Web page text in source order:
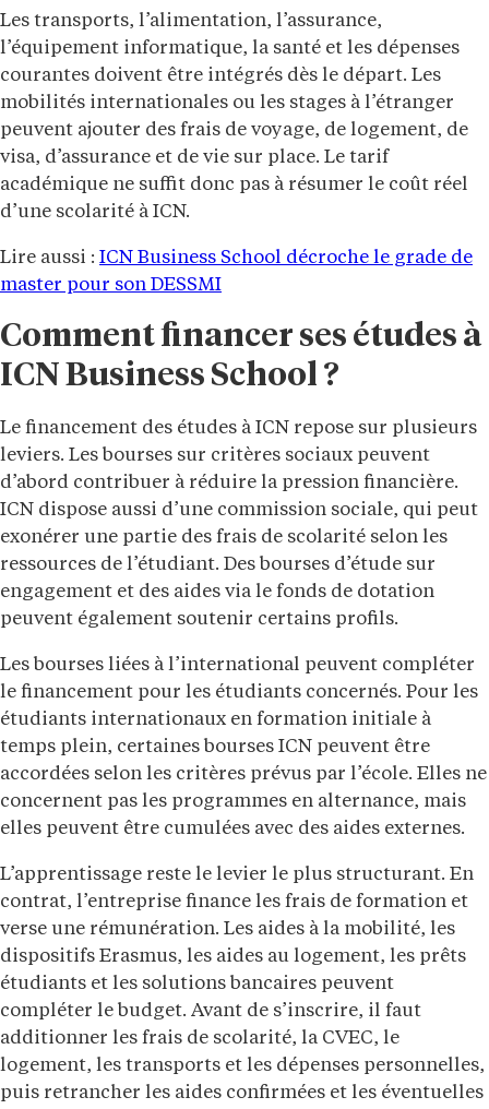
Les transports, l’alimentation, l’assurance,
l’équipement informatique, la santé et les dépenses
courantes doivent être intégrés dès le départ. Les
mobilités internationales ou les stages à l’étranger
peuvent ajouter des frais de voyage, de logement, de
visa, d’assurance et de vie sur place. Le tarif
académique ne suffit donc pas à résumer le coût réel
d’une scolarité à ICN.
Lire aussi : ICN Business School décroche le grade de
master pour son DESSMI
Comment financer ses études à
ICN Business School ?
Le financement des études à ICN repose sur plusieurs
leviers. Les bourses sur critères sociaux peuvent
d’abord contribuer à réduire la pression financière.
ICN dispose aussi d’une commission sociale, qui peut
exonérer une partie des frais de scolarité selon les
ressources de l’étudiant. Des bourses d’étude sur
engagement et des aides via le fonds de dotation
peuvent également soutenir certains profils.
Les bourses liées à l’international peuvent compléter
le financement pour les étudiants concernés. Pour les
étudiants internationaux en formation initiale à
temps plein, certaines bourses ICN peuvent être
accordées selon les critères prévus par l’école. Elles ne
concernent pas les programmes en alternance, mais
elles peuvent être cumulées avec des aides externes.
L’apprentissage reste le levier le plus structurant. En
contrat, l’entreprise finance les frais de formation et
verse une rémunération. Les aides à la mobilité, les
dispositifs Erasmus, les aides au logement, les prêts
étudiants et les solutions bancaires peuvent
compléter le budget. Avant de s’inscrire, il faut
additionner les frais de scolarité, la CVEC, le
logement, les transports et les dépenses personnelles,
puis retrancher les aides confirmées et les éventuelles